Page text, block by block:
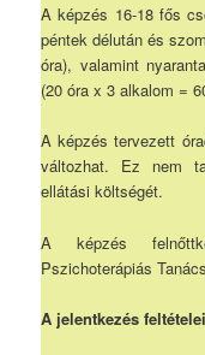
A képzés 16-18 fős
péntek délután és
óra), valamint
(20 óra x 3 alkalom =
A képzés tervezett
változhat. Ez nem
ellátási költségét.
A képzés
Pszichoterápiás
A jelentkezés